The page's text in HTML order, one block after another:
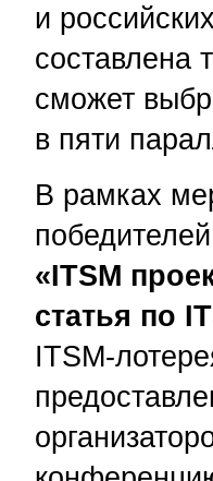
и
составлена
сможет
в пяти
В рамках
«ITSM
статья по
ITSM-